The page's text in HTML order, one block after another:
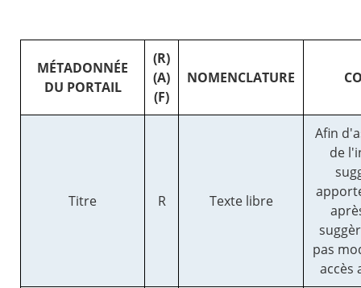
MÉTADONNÉE
DU PORTAIL
(R)
(A)
(F)
NOMENCLATURE
Titre R Texte libre
Afin
de
pas
accès